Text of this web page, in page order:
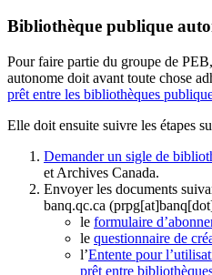
Bibliothèque publique
Pour faire partie du groupe de
autonome doit avant toute chose
prêt entre les bibliothèques
Elle doit ensuite suivre les étapes
Demander un sigle de
et Archives Canada.
Envoyer les documents
banq.qc.ca
le formulaire
le questionnaire de
l’Entente pour
prêt entre